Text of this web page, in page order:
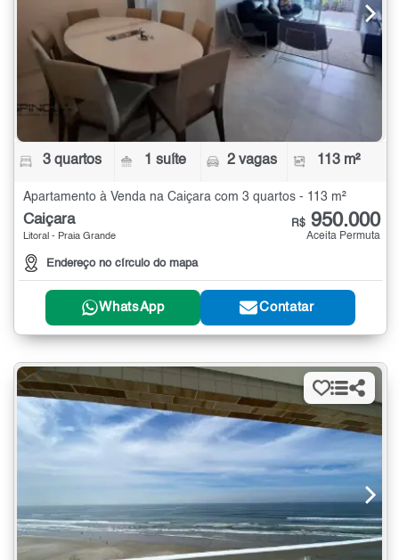
3 quartos 1 suíte 2 vagas 113 m²
Apartamento à Venda na Caiçara com 3 quartos - 113 m²
Caiçara
Litoral - Praia Grande
Endereço no círculo do mapa
R$ 950.000
Aceita Permuta
WhatsApp Contatar